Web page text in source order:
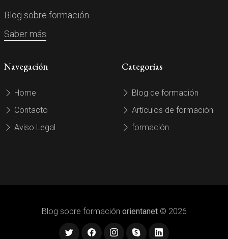
Blog sobre formación.
Saber más
Navegación
Home
Contacto
Aviso Legal
Categorías
Blog de formación
Artículos de formación
formación
Blog sobre formación orientanet© 2026